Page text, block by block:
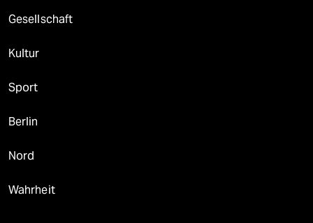
Gesellschaft
Kultur
Sport
Berlin
Nord
Wahrheit